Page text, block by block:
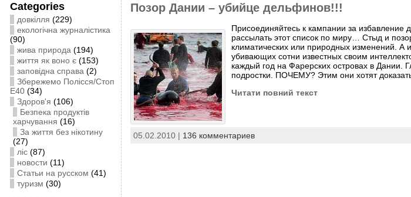
Categories
довкілля (229)
екологічна журналістика
(90)
жива природа (194)
життя як воно є(153)
заповідна справа (2)
Збережемо Полісся/Стоп
Е40(34)
Здоров'я (106)
Безпека продуктів
харчування (16)
За життя без нікотину
(27)
ліс(87)
новости (11)
Статьи на русском (41)
туризм (30)
Позор Дании – убийце дельфинов!!!
Присоединяйтесь к кампании за
рассылать этот список по миру… Стыд и
климатических или природных изменений. А
убивающих сотни известных своим
каждый год на Фарерских островах в Дании.
подростки. ПОЧЕМУ? Этим они хотят
Читати повний текст
05.02.2010 | 136 комментариев